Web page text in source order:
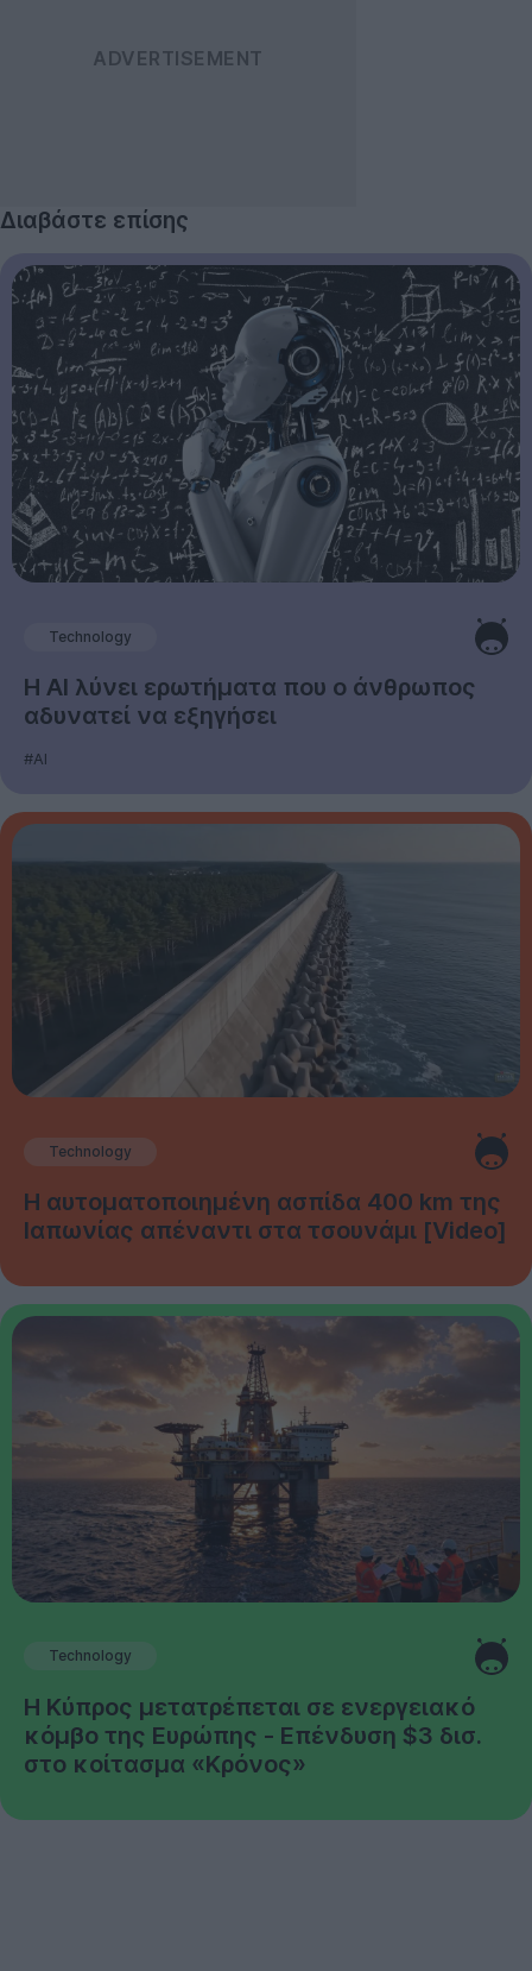
Διαβάστε επίσης
Technology
Η AI λύνει ερωτήματα που ο άνθρωπος
αδυνατεί να εξηγήσει
#AI
Technology
Η αυτοματοποιημένη ασπίδα 400 km της
Ιαπωνίας απέναντι στα τσουνάμι [Video]
Technology
Η Κύπρος μετατρέπεται σε ενεργειακό
κόμβο της Ευρώπης - Επένδυση $3 δισ.
στο κοίτασμα «Κρόνος»